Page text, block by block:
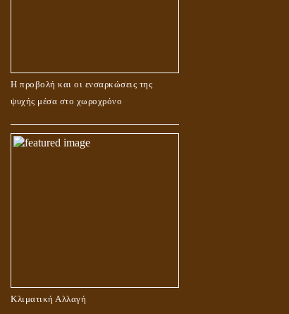
Η προβολή και οι ενσαρκώσεις της
ψυχής μέσα στο χωροχρόνο
Κλιματική Αλλαγή